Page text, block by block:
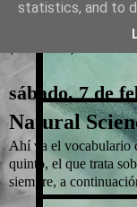
Recursos para
sábado, 7 de
Natural
Ahí va el vocabulario
quinto, el que trata
siempre, a
statistics, and to